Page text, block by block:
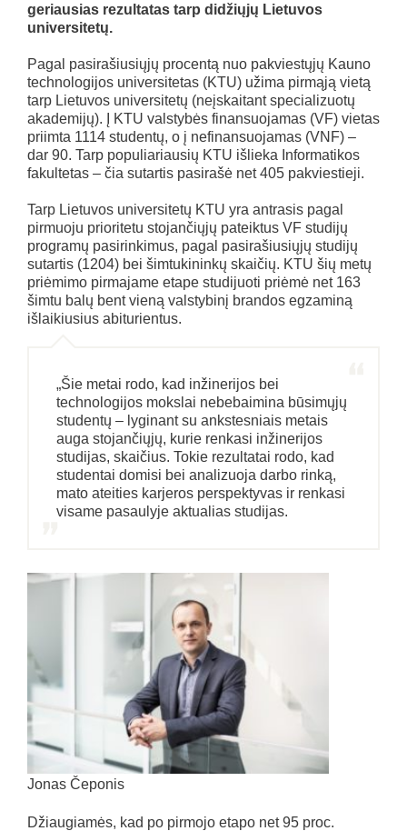
geriausias rezultatas tarp didžiųjų Lietuvos
universitetų.
Pagal pasirašiusiųjų procentą nuo pakviestųjų Kauno
technologijos universitetas (KTU) užima pirmąją vietą
tarp Lietuvos universitetų (neįskaitant specializuotų
akademijų). Į KTU valstybės finansuojamas (VF) vietas
priimta 1114 studentų, o į nefinansuojamas (VNF) –
dar 90. Tarp populiariausių KTU išlieka Informatikos
fakultetas – čia sutartis pasirašė net 405 pakviestieji.
Tarp Lietuvos universitetų KTU yra antrasis pagal
pirmuoju prioritetu stojančiųjų pateiktus VF studijų
programų pasirinkimus, pagal pasirašiusiųjų studijų
sutartis (1204) bei šimtukininkų skaičių. KTU šių metų
priėmimo pirmajame etape studijuoti priėmė net 163
šimtu balų bent vieną valstybinį brandos egzaminą
išlaikiusius abiturientus.
„Šie metai rodo, kad inžinerijos bei
technologijos mokslai nebebaimina būsimųjų
studentų – lyginant su ankstesniais metais
auga stojančiųjų, kurie renkasi inžinerijos
studijas, skaičius. Tokie rezultatai rodo, kad
studentai domisi bei analizuoja darbo rinką,
mato ateities karjeros perspektyvas ir renkasi
visame pasaulyje aktualias studijas.
Jonas Čeponis
Džiaugiamės, kad po pirmojo etapo net 95 proc.